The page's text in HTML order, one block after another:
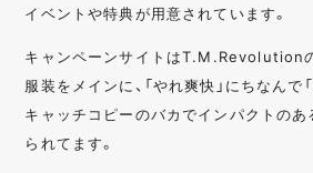
イベントや特典が用意されています。
キャンペーンサイトはT.M.Revolution
服装をメインに、「やれ爽快」にちなんで
キャッチコピーのバカでインパクトのあ
られてます。